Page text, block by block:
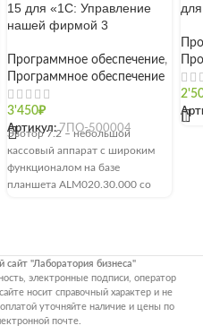
15 для «1С: Управление
нашей фирмой 3
Программное обеспечение,
Программное обеспечение
3'450₽
Артикул:7ПО-500004
Эвотор 7.2 – небольшой
кассовый аппарат с широким
функционалом на базе
планшета ALM020.30.000 со
[]
"Лаборатория бизнеса"
электронные подписи, оператор
носит справочный характер и не
уточняйте наличие и цены по
почте.